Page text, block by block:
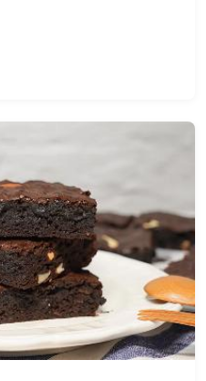
見疑問解答，讓您無負擔